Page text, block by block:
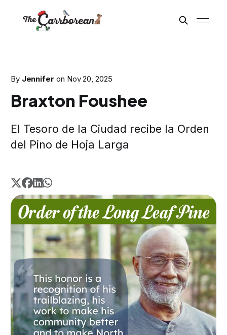
By Jennifer on Nov 20, 2025
Braxton Foushee
El Tesoro de la Ciudad recibe la Orden
del Pino de Hoja Larga